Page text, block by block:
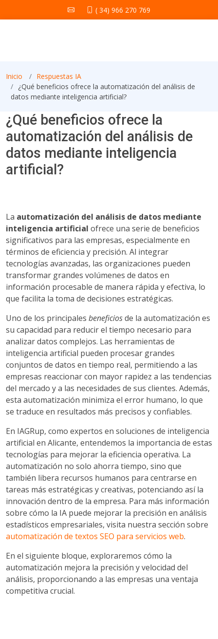
( 34) 966 270 769
Inicio
Respuestas IA
¿Qué beneficios ofrece la automatización del análisis de
datos mediante inteligencia artificial?
¿Qué beneficios ofrece la
automatización del análisis de
datos mediante inteligencia
artificial?
La automatización del análisis de datos mediante
inteligencia artificial ofrece una serie de beneficios
significativos para las empresas, especialmente en
términos de eficiencia y precisión. Al integrar
tecnologías avanzadas, las organizaciones pueden
transformar grandes volúmenes de datos en
información procesable de manera rápida y efectiva, lo
que facilita la toma de decisiones estratégicas.
Uno de los principales beneficiosde la automatización es
su capacidad para reducir el tiempo necesario para
analizar datos complejos. Las herramientas de
inteligencia artificial pueden procesar grandes
conjuntos de datos en tiempo real, permitiendo a las
empresas reaccionar con mayor rapidez a las tendencias
del mercado y a las necesidades de sus clientes. Además,
esta automatización minimiza el error humano, lo que
se traduce en resultados más precisos y confiables.
En IAGRup, como expertos en soluciones de inteligencia
artificial en Alicante, entendemos la importancia de estas
tecnologías para mejorar la eficiencia operativa. La
automatización no solo ahorra tiempo, sino que
también libera recursos humanos para centrarse en
tareas más estratégicas y creativas, potenciando así la
innovación dentro de la empresa. Para más información
sobre cómo la IA puede mejorar la precisión en análisis
estadísticos empresariales, visita nuestra sección sobre
automatización de textos SEO para servicios web.
En el siguiente bloque, exploraremos cómo la
automatización mejora la precisión y velocidad del
análisis, proporcionando a las empresas una ventaja
competitiva crucial.